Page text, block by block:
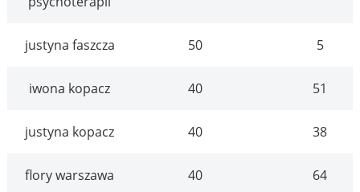
justyna faszcza 50 5
iwona kopacz 40 51
justyna kopacz 40 38
flory warszawa 40 64